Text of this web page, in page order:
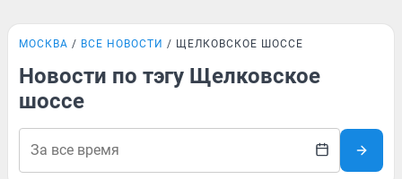
МОСКВА ВСЕ НОВОСТИ ЩЕЛКОВСКОЕ ШОССЕ
Новости по тэгу Щелковское
шоссе